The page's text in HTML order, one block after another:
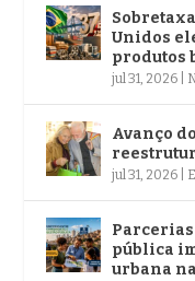
Unidos
produtos
jul 31, 2026
Avanço
jul 31, 2026
pública
urbana